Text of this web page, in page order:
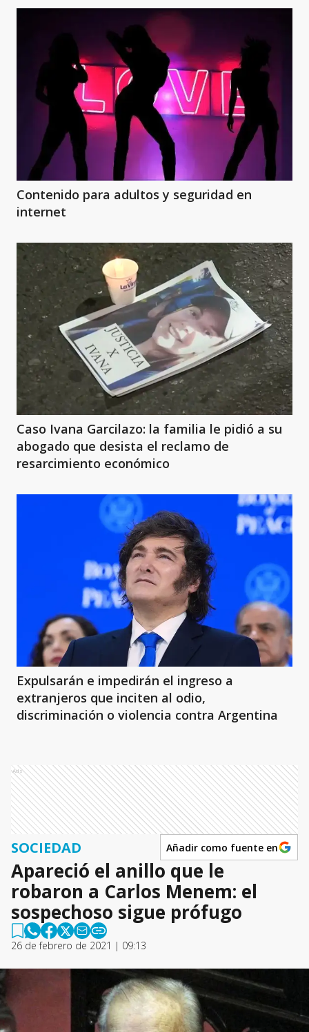
Contenido para adultos y seguridad en
internet
Caso Ivana Garcilazo: la familia le pidió a su
abogado que desista el reclamo de
resarcimiento económico
Expulsarán e impedirán el ingreso a
extranjeros que inciten al odio,
discriminación o violencia contra Argentina
Ads
SOCIEDAD Añadir como fuente en
Apareció el anillo que le
robaron a Carlos Menem: el
sospechoso sigue prófugo
26 de febrero de 2021 | 09:13